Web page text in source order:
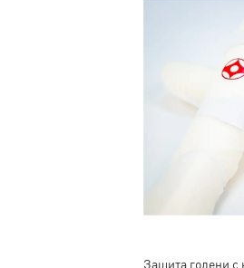
Защита голени с